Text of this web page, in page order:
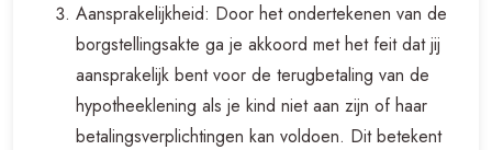
Aansprakelijkheid: Door het ondertekenen van de
borgstellingsakte ga je akkoord met het feit dat jij
aansprakelijk bent voor de terugbetaling van de
hypotheeklening als je kind niet aan zijn of haar
betalingsverplichtingen kan voldoen. Dit betekent